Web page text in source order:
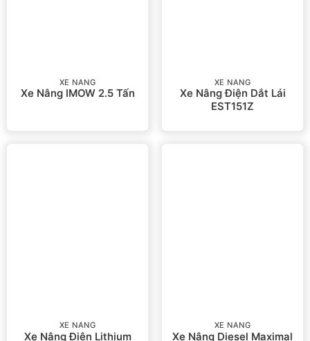
XE NÂNG
Xe Nâng IMOW 2.5 Tấn
XE NÂNG
Xe Nâng Điện Dắt Lái
EST151Z
XE NÂNG
Xe Nâng Điện Lithium
XE NÂNG
Xe Nâng Diesel Maximal